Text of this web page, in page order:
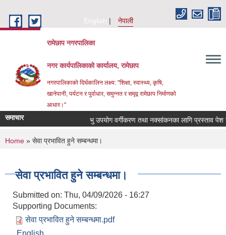
English
नेपाली
रामेछाप नगरपालिका
नगर कार्यपालिकाको कार्यालय, रामेछाप
नगरपालिकाको दिर्घकालिन लक्ष्य: "शिक्षा, स्वास्थ्य, कृषि,
खानेपानी, पर्यटन र पुर्वाधार, समुन्नत र समृद्व रामेछाप निर्माणको
आधार।"
समाचार भु उपयोग वर्गीकरण तथा नक्सांकनका लागि प्रस्ताव पेश गर्ने
You are here
Home » सेवा प्रभावित हुने सम्बन्धमा।
सेवा प्रभावित हुने सम्बन्धमा।
Submitted on: Thu, 04/09/2026 - 16:27
Supporting Documents:
सेवा प्रभावित हुने सम्बन्धमा.pdf